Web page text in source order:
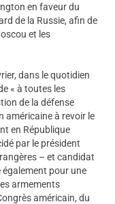
en faveur du
de la Russie, afin de
et les
dans le quotidien
« à toutes les
de la défense
américaine à revoir le
en République
par le président
– et candidat
pour une
armements
américain, du